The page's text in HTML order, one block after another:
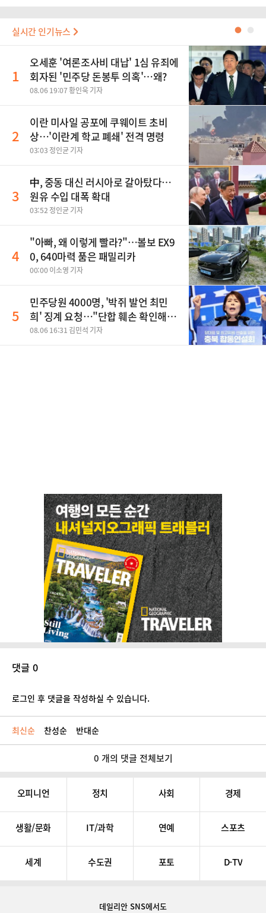
실시간 인기뉴스 ●
1
오세훈 '여론조사비 대납' 1심 유죄에
회자된 '민주당 돈봉투 의혹'…왜?
08.06 19:07 황인욱 기자
2
이란 미사일 공포에 쿠웨이트 초비
상…'이란계 학교 폐쇄' 전격 명령
03:03 정인균 기자
3
中, 중동 대신 러시아로 갈아탔다…
원유 수입 대폭 확대
03:52 정인균 기자
4
"아빠, 왜 이렇게 빨라?"…볼보 EX9
0, 640마력 품은 패밀리카
00:00 이소영 기자
5
민주당원 4000명, '박쥐 발언 최민
희' 징계 요청…"단합 훼손 확인해
야"
08.06 16:31 김민석 기자
댓글 0
로그인 후 댓글을 작성하실 수 있습니다.
최신순 찬성순 반대순
0 개의 댓글 전체보기
오피니언 정치 사회 경제
생활/문화 IT/과학 연예 스포츠
세계 수도권 포토 D-TV
데일리안 SNS에서도